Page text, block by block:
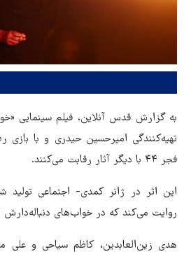
به گزارش قدس آنلاین، فیلم سینمایی
تهیه‌کنندگی امیرحسین حیدری و با بازی
فجر ۴۴ با دیگر آثار رقابت می‌کنند.
این اثر در ژانر کمدی- اجتماعی
روایت می‌کند که در خواب‌های دنباله‌دارش
هدی زین‌العابدین، کاظم سیاحی و علی